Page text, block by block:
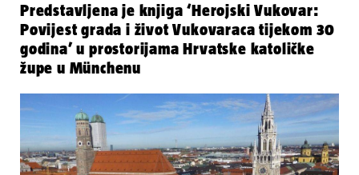
Predstavljena je knjiga ‘Herojski Vukovar:
Povijest grada i život Vukovaraca tijekom 30
godina’ u prostorijama Hrvatske katoličke
župe u Münchenu